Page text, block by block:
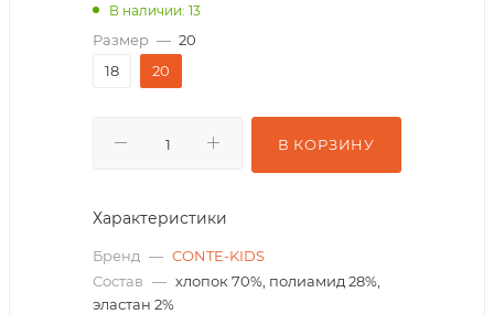
В наличии: 13
Размер — 20
18
20
В КОРЗИНУ
Характеристики
Бренд — CONTE-KIDS
Состав — хлопок 70%, полиамид 28%,
эластан 2%